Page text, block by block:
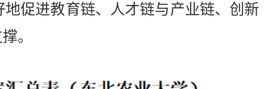
促进教育链、人才链与产业链、创新
。